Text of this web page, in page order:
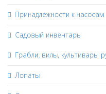
Принадлежности к насосам
Садовый инвентарь
Грабли, вилы, культивары
Лопаты